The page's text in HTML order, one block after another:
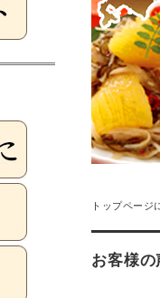
トップページ
お客様の